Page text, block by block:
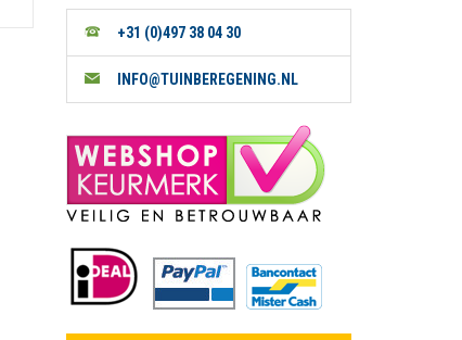
+31 (0)497 38 04 30
INFO@TUINBEREGENING.NL